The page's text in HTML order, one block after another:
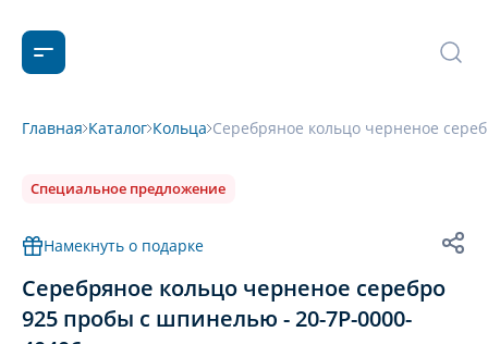
Главная Каталог Кольца Серебряное кольцо черненое
Специальное предложение
Намекнуть о подарке
Серебряное кольцо черненое серебро
925 пробы с шпинелью - 20-7P-0000-